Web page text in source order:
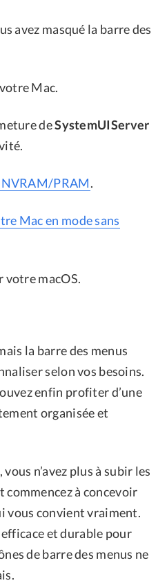
avez masqué la barre des
Mac.
deSystemUIServer
PRAM.
Mac en mode sans
votre macOS.
la barre des menus
selon vos besoins.
enfin profiter d’une
organisée et
, vous n’avez plus à subir les
à concevoir
vous convient vraiment.
et durable pour
de barre des menus ne